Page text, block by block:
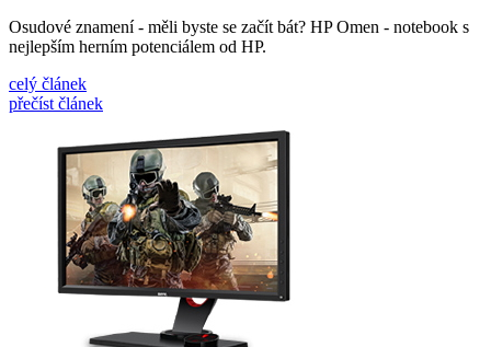
Osudové znamení - měli byste se začít bát? HP Omen - notebook s
nejlepším herním potenciálem od HP.
celý článek
přečíst článek